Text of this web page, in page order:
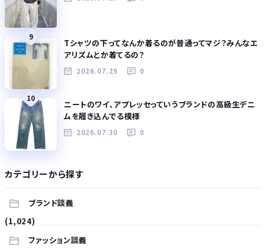
9
Tシャツの下ってなんか着るのが普通ってマジ？みんなエ
アリズムとか着てるの？
2026.07.29 0
10
ニートのワイ、アプレッセっていうブランドの高級生デニ
ムを履き込んでる模様
2026.07.30 0
カテゴリーから探す
ブランド談義
(1,024)
ファッション談義